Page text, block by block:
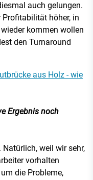
auch gelungen.
höher, in
kommen wollen
den Turnaround
aus Holz - wie
Ergebnis noch
weil wir sehr,
vorhalten
die Probleme,